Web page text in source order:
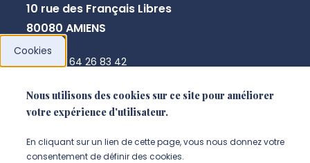
10 rue des Français Libres
80080 AMIENS
+33 3 64 26 83 42
NOUS CONTACTER
Cookies
Nous utilisons des cookies sur ce site pour améliorer
votre expérience d'utilisateur.
En cliquant sur un lien de cette page, vous nous donnez votre
consentement de définir des cookies.